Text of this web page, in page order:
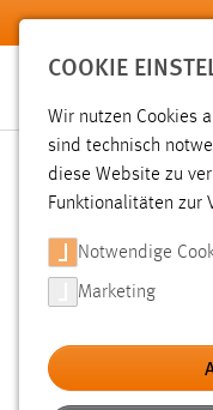
Zum Hauptinhalt
SUCHE
Aktive Filter:
COOKIE
Wir nutzen Cookies
sind technisch
diese Website zu
Funktionalitäten zur
Notwendige
Marketing